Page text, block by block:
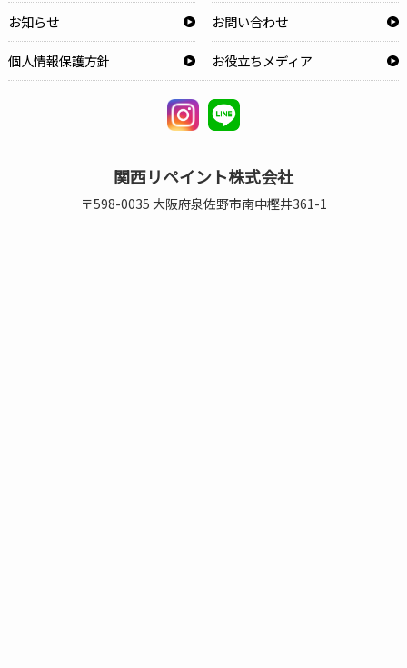
お知らせ お問い合わせ
個人情報保護方針 お役立ちメディア
関西リペイント株式会社
〒598-0035 大阪府泉佐野市南中樫井361-1